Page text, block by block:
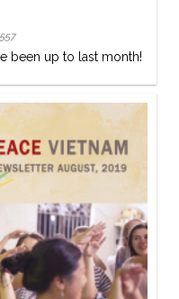
been up to last month!